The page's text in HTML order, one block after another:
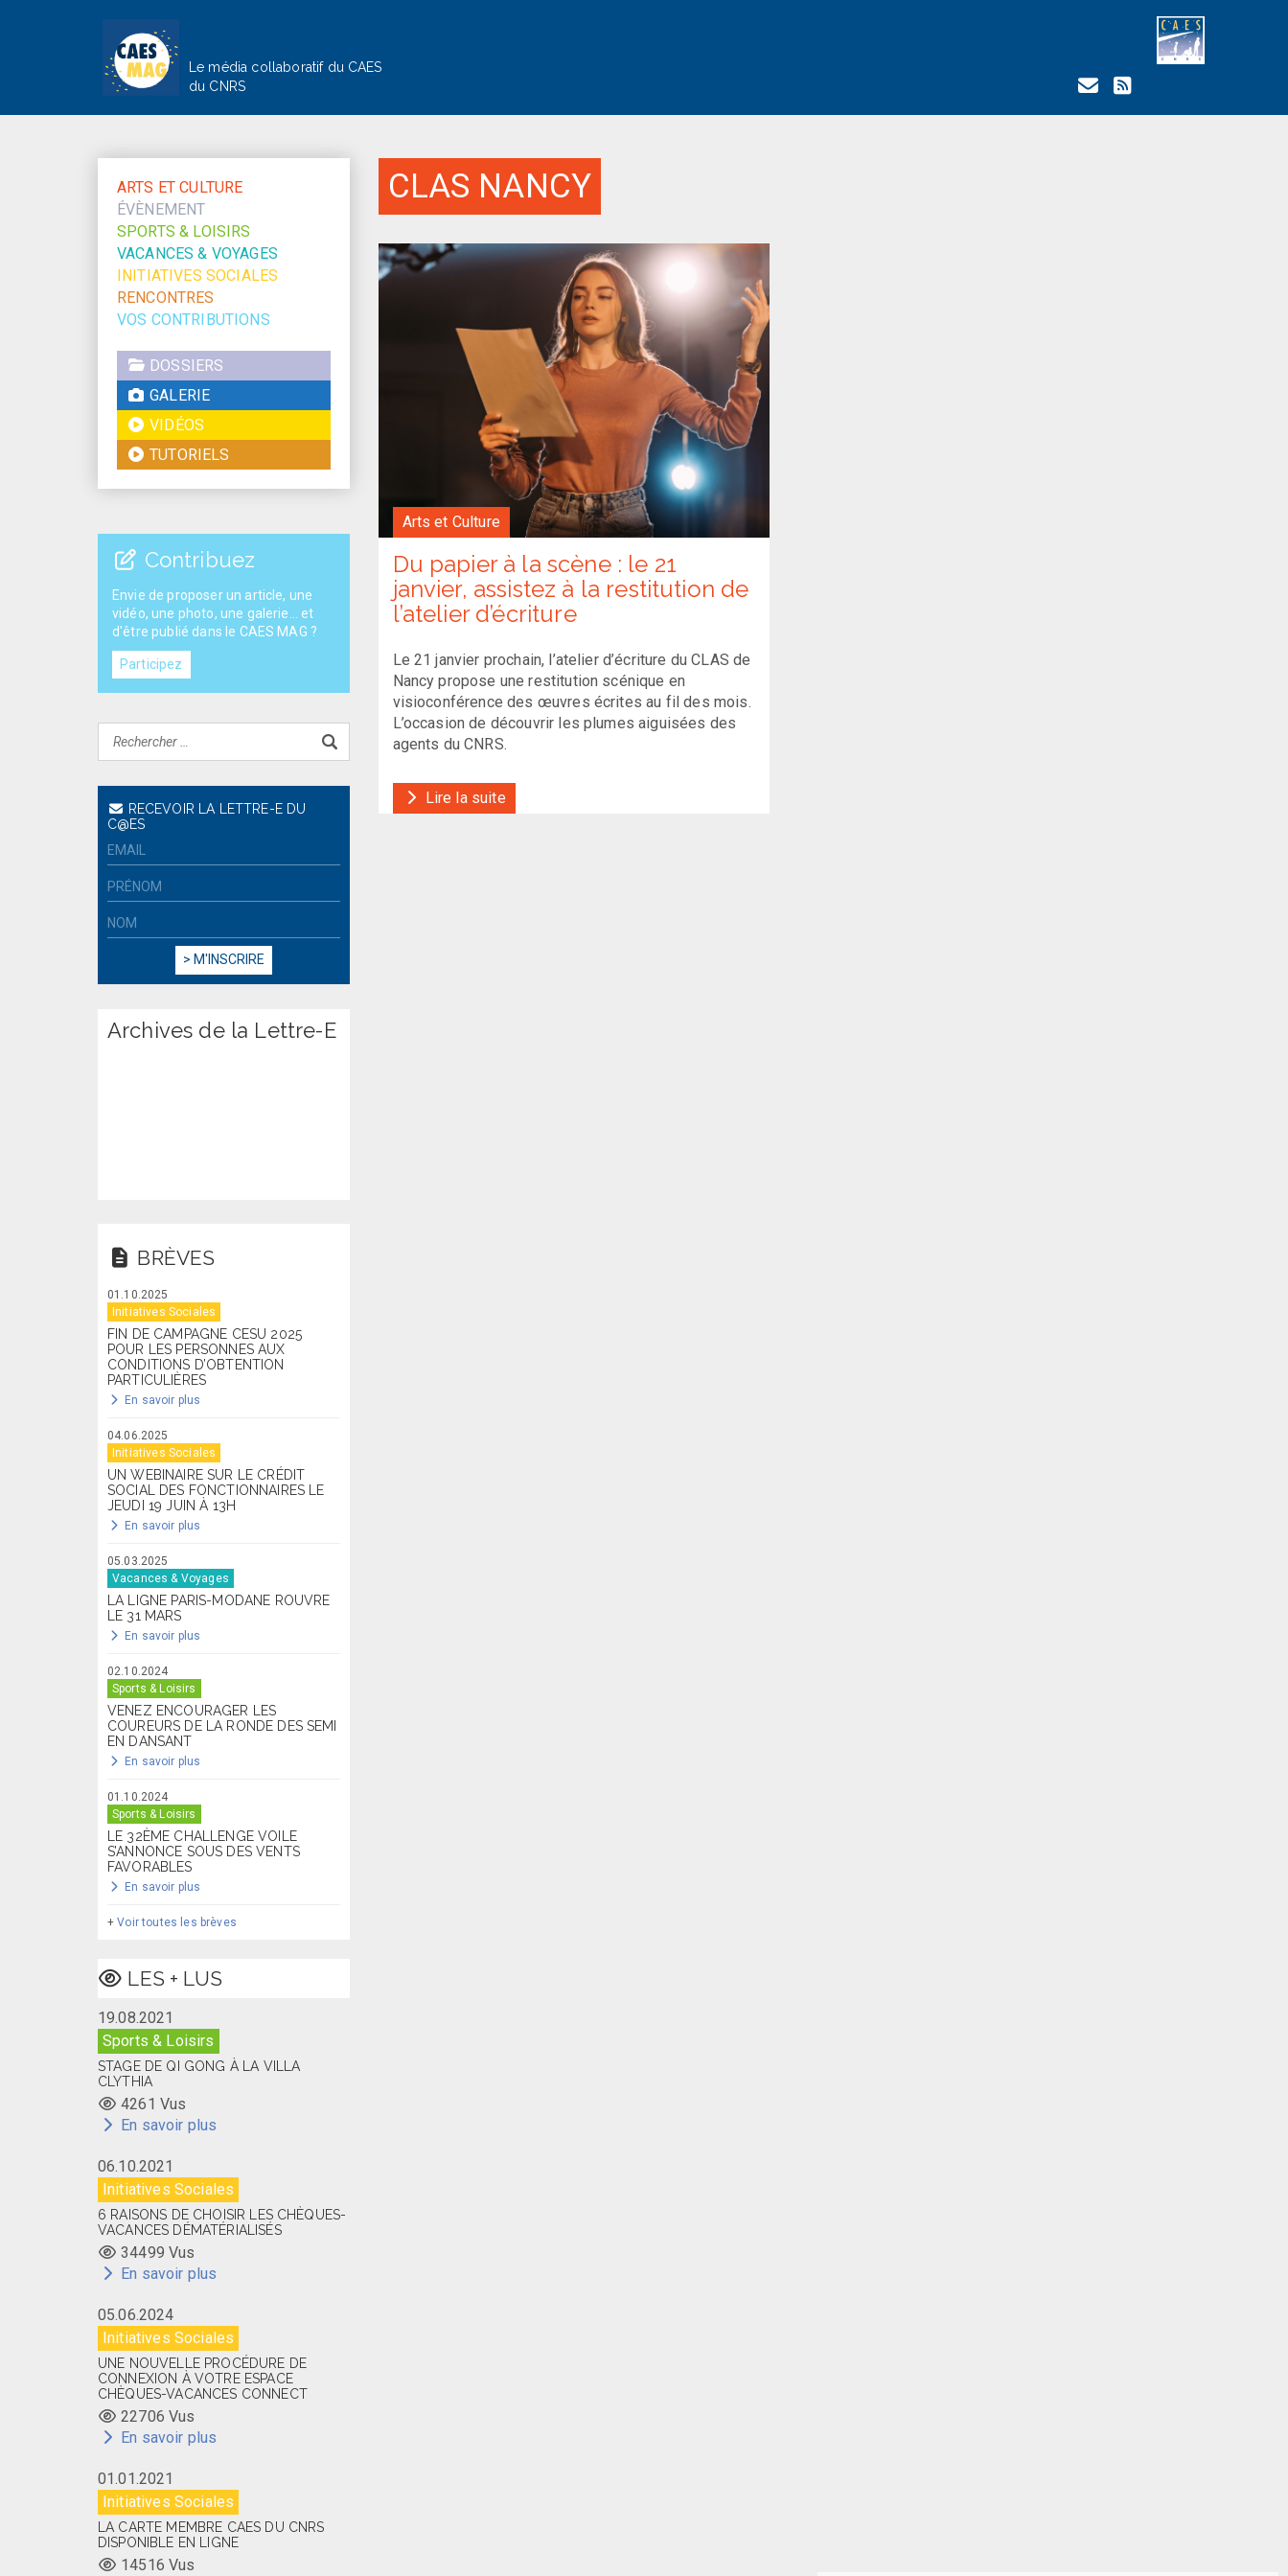
Le média collaboratif du CAES
du CNRS
CLAS NANCY
Arts et Culture
Du papier à la scène : le 21
janvier, assistez à la restitution de
l’atelier d’écriture
Le 21 janvier prochain, l’atelier d’écriture du CLAS de
Nancy propose une restitution scénique en
visioconférence des œuvres écrites au fil des mois.
L’occasion de découvrir les plumes aiguisées des
agents du CNRS.
Lire la suite
ARTS ET CULTURE
ÉVÈNEMENT
SPORTS & LOISIRS
VACANCES & VOYAGES
INITIATIVES SOCIALES
RENCONTRES
VOS CONTRIBUTIONS
DOSSIERS
GALERIE
VIDÉOS
TUTORIELS
Contribuez
Envie de proposer un article, une
vidéo, une photo, une galerie... et
d'être publié dans le CAES MAG ?
Participez
RECEVOIR LA LETTRE-E DU
C@ES
Archives de la Lettre-E
BRÈVES
01.10.2025
Initiatives Sociales
FIN DE CAMPAGNE CESU 2025
POUR LES PERSONNES AUX
CONDITIONS D’OBTENTION
PARTICULIÈRES
En savoir plus
04.06.2025
Initiatives Sociales
UN WEBINAIRE SUR LE CRÉDIT
SOCIAL DES FONCTIONNAIRES LE
JEUDI 19 JUIN À 13H
En savoir plus
05.03.2025
Vacances & Voyages
LA LIGNE PARIS-MODANE ROUVRE
LE 31 MARS
En savoir plus
02.10.2024
Sports & Loisirs
VENEZ ENCOURAGER LES
COUREURS DE LA RONDE DES SEMI
EN DANSANT
En savoir plus
01.10.2024
Sports & Loisirs
LE 32ÈME CHALLENGE VOILE
S’ANNONCE SOUS DES VENTS
FAVORABLES
En savoir plus
+Voir toutes les brèves
LES + LUS
19.08.2021
Sports & Loisirs
STAGE DE QI GONG À LA VILLA
CLYTHIA
4261 Vus
En savoir plus
06.10.2021
Initiatives Sociales
6 RAISONS DE CHOISIR LES CHÈQUES-
VACANCES DÉMATÉRIALISÉS
34499 Vus
En savoir plus
05.06.2024
Initiatives Sociales
UNE NOUVELLE PROCÉDURE DE
CONNEXION À VOTRE ESPACE
CHÈQUES-VACANCES CONNECT
22706 Vus
En savoir plus
01.01.2021
Initiatives Sociales
LA CARTE MEMBRE CAES DU CNRS
DISPONIBLE EN LIGNE
14516 Vus